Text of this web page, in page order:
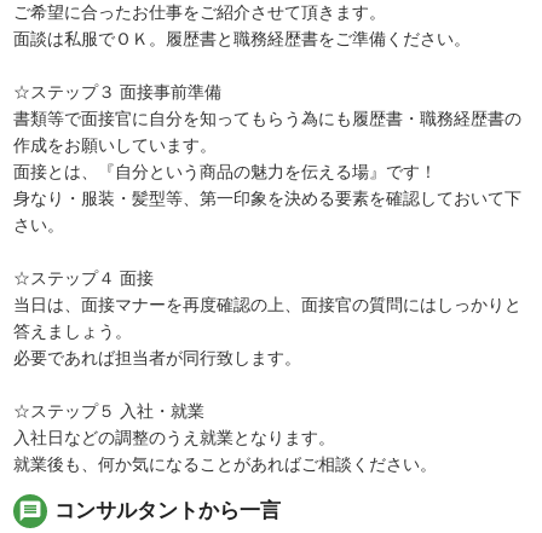
ご希望に合ったお仕事をご紹介させて頂きます。
面談は私服でＯＫ。履歴書と職務経歴書をご準備ください。
☆ステップ３ 面接事前準備
書類等で面接官に自分を知ってもらう為にも履歴書・職務経歴書の
作成をお願いしています。
面接とは、『自分という商品の魅力を伝える場』です！
身なり・服装・髪型等、第一印象を決める要素を確認しておいて下
さい。
☆ステップ４ 面接
当日は、面接マナーを再度確認の上、面接官の質問にはしっかりと
答えましょう。
必要であれば担当者が同行致します。
☆ステップ５ 入社・就業
入社日などの調整のうえ就業となります。
就業後も、何か気になることがあればご相談ください。
message コンサルタントから一言